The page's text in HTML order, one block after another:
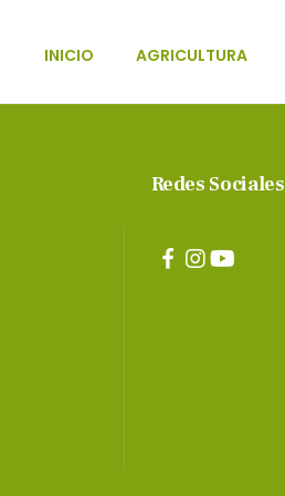
INICIO AGRICULTURA
Redes Sociales